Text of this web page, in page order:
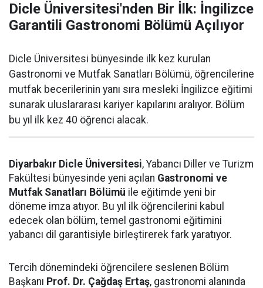
Dicle Üniversitesi'nden Bir İlk: İngilizce
Garantili Gastronomi Bölümü Açılıyor
Dicle Üniversitesi bünyesinde ilk kez kurulan
Gastronomi ve Mutfak Sanatları Bölümü, öğrencilerine
mutfak becerilerinin yanı sıra mesleki İngilizce eğitimi
sunarak uluslararası kariyer kapılarını aralıyor. Bölüm
bu yıl ilk kez 40 öğrenci alacak.
Diyarbakır Dicle Üniversitesi, Yabancı Diller ve Turizm
Fakültesi bünyesinde yeni açılan Gastronomi ve
Mutfak Sanatları Bölümü ile eğitimde yeni bir
döneme imza atıyor. Bu yıl ilk öğrencilerini kabul
edecek olan bölüm, temel gastronomi eğitimini
yabancı dil garantisiyle birleştirerek fark yaratıyor.
Tercih dönemindeki öğrencilere seslenen Bölüm
Başkanı Prof. Dr. Çağdaş Ertaş, gastronomi alanında